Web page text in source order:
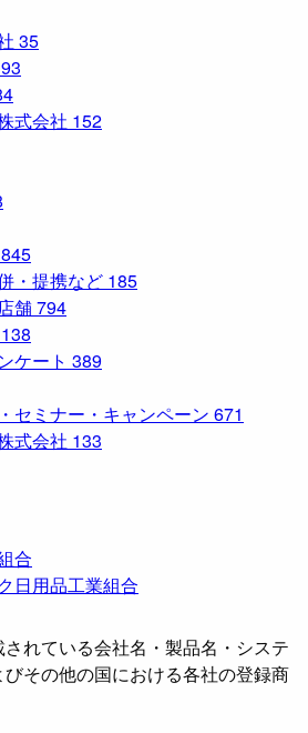
35
93
式会社 152
845
・提携など 185
舗794
138
ケート 389
セミナー・キャンペーン 671
式会社 133
合
日用品工業組合
れている会社名・製品名・システ
その他の国における各社の登録商